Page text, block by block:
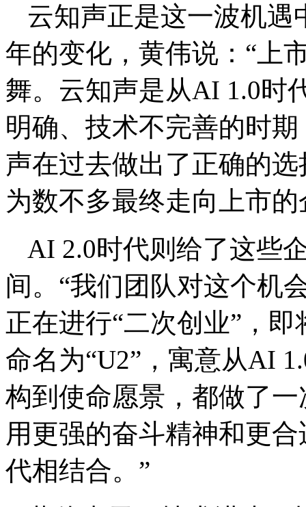
云知声正是这一波机
年的变化，黄伟说：“上
舞。云知声是从AI 1.0时
明确、技术不完善的时
声在过去做出了正确的
为数不多最终走向上市的
AI 2.0时代则给了这些
间。“我们团队对这个机
正在进行“二次创业”，
命名为“U2”，寓意从AI
构到使命愿景，都做了
用更强的奋斗精神和更
代相结合。”